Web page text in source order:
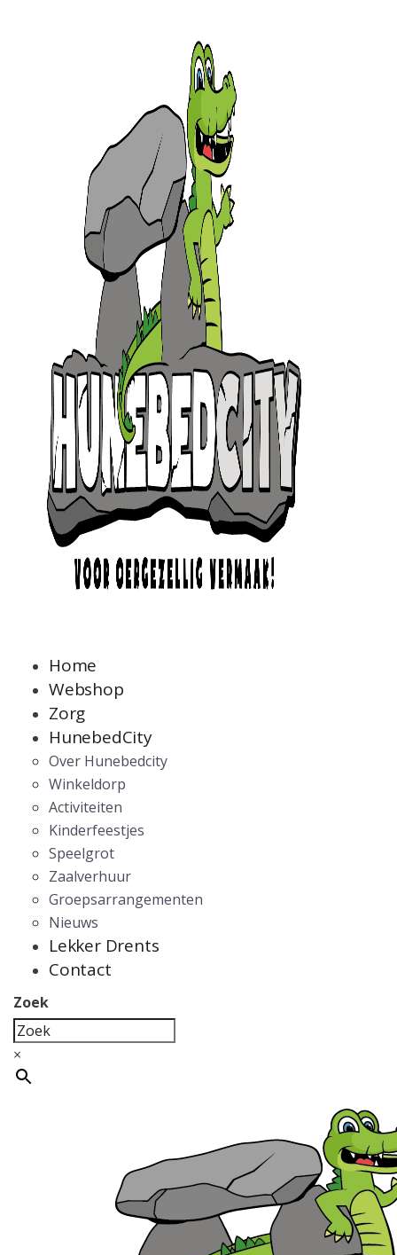
Home
Webshop
Zorg
HunebedCity
Over Hunebedcity
Winkeldorp
Activiteiten
Kinderfeestjes
Speelgrot
Zaalverhuur
Groepsarrangementen
Nieuws
Lekker Drents
Contact
Zoek
×